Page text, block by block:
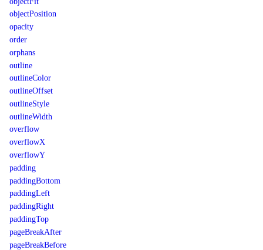
objectPosition
opacity
order
orphans
outline
outlineColor
outlineOffset
outlineStyle
outlineWidth
overflow
overflowX
overflowY
padding
paddingBottom
paddingLeft
paddingRight
paddingTop
pageBreakAfter
pageBreakBefore